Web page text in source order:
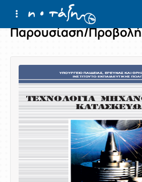
Παρουσίαση/Προβολή